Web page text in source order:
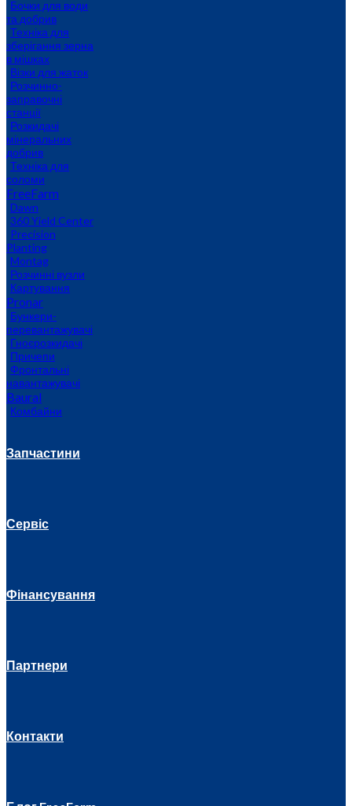
Бочки для води
та добрив
Техніка для
зберігання зерна
в мішках
Візки для жаток
Розчинно-
заправочні
станції
Розкидачі
мінеральних
добрив
Техніка для
соломи
FreeFarm
Dawn
360 Yield Center
Precision
Planting
Montag
Розчинні вузли
Картування
Pronar
Бункери-
перевантажувачі
Гноєрозкидачі
Причепи
Фронтальні
навантажувачі
Baural
Комбайни
Запчастини
Сервіс
Фінансування
Партнери
Контакти